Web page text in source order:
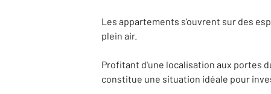
Les appartements s'ouvrent sur des
plein air.
Profitant d'une localisation aux portes
constitue une situation idéale pour